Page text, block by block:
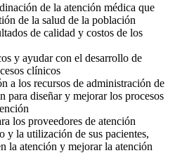
de la atención médica que
de la salud de la población
de calidad y costos de los
y ayudar con el desarrollo de
clínicos
a los recursos de administración de
para diseñar y mejorar los procesos
los proveedores de atención
y la utilización de sus pacientes,
la atención y mejorar la atención